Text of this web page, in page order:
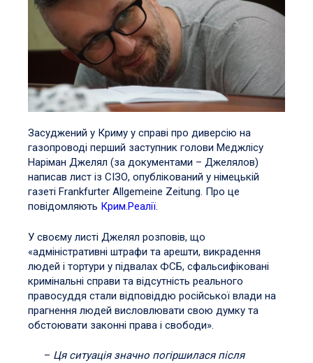
Засуджений у Криму у справі про диверсію на
газопроводі перший заступник голови Меджлісу
Наріман Джелял (за документами – Джелялов)
написав лист із СІЗО, опублікований у німецькій
газеті Frankfurter Allgemeine Zeitung. Про це
повідомляють Крим.Реалії.
У своєму листі Джелял розповів, що
«адміністративні штрафи та арешти, викрадення
людей і тортури у підвалах ФСБ, сфальсифіковані
кримінальні справи та відсутність реального
правосуддя стали відповіддю російської влади на
прагнення людей висловлювати свою думку та
обстоювати законні права і свободи».
– Ця ситуація значно погіршилася після